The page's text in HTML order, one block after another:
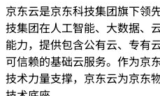
京东云是京东科技集团旗下领
技集团在人工智能、大数据、
能力，提供包含公有云、专有
可信赖的基础云服务。作为京
技术力量支撑，京东云为京东